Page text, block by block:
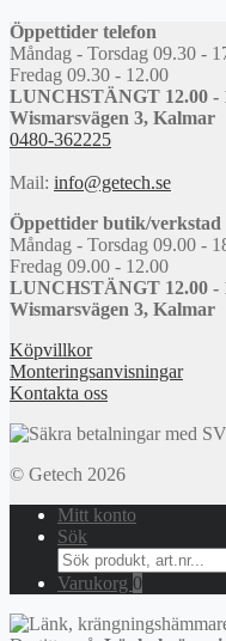
Öppettider telefon
Måndag - Torsdag 09.30 -
Fredag 09.30 - 12.00
LUNCHSTÄNGT 12.00 -
Wismarsvägen 3, Kalmar
0480-362225
Mail: info@getech.se
Öppettider butik/
Måndag - Torsdag 09.00 -
Fredag 09.00 - 12.00
LUNCHSTÄNGT 12.00 -
Wismarsvägen 3, Kalmar
Köpvillkor
Monteringsanvisningar
Kontakta oss
© Getech 2026
Mitt konto
Sök
Search
for:
Varukorg 0